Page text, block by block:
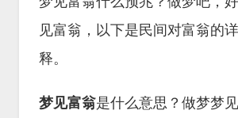
见富翁，以下是民间对富翁的
释。
梦见富翁是什么意思？做梦梦